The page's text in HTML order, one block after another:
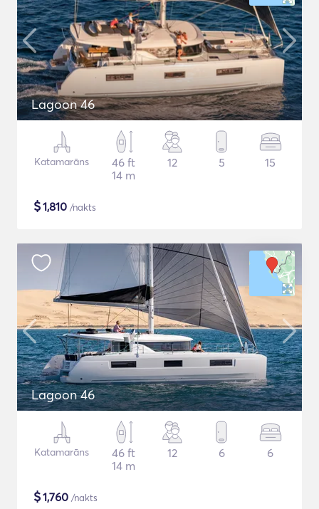
Lagoon 46
Katamarāns
46 ft
14 m
12 5 15
$1,810 /nakts
Lagoon 46
Katamarāns
46 ft
14 m
12 6 6
$1,760 /nakts